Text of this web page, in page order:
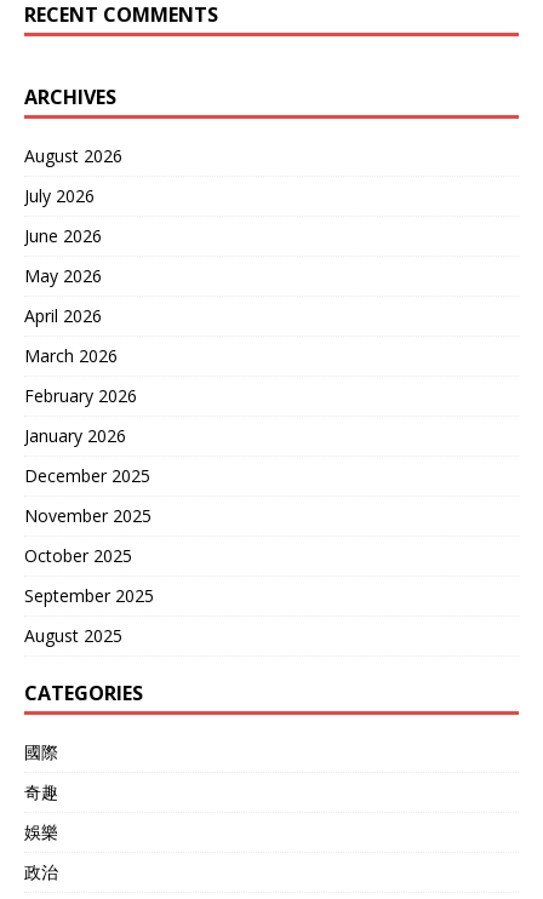
RECENT COMMENTS
ARCHIVES
August 2026
July 2026
June 2026
May 2026
April 2026
March 2026
February 2026
January 2026
December 2025
November 2025
October 2025
September 2025
August 2025
CATEGORIES
國際
奇趣
娛樂
政治